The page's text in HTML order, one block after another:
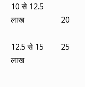
10 से 12.5
लाख
12.5 से 15
लाख
20
25